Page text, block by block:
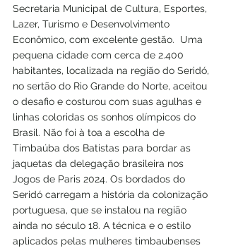
Secretaria Municipal de Cultura, Esportes,
Lazer, Turismo e Desenvolvimento
Econômico, com excelente gestão.  Uma
pequena cidade com cerca de 2.400
habitantes, localizada na região do Seridó,
no sertão do Rio Grande do Norte, aceitou
o desafio e costurou com suas agulhas e
linhas coloridas os sonhos olímpicos do
Brasil. Não foi à toa a escolha de
Timbaúba dos Batistas para bordar as
jaquetas da delegação brasileira nos
Jogos de Paris 2024. Os bordados do
Seridó carregam a história da colonização
portuguesa, que se instalou na região
ainda no século 18. A técnica e o estilo
aplicados pelas mulheres timbaubenses